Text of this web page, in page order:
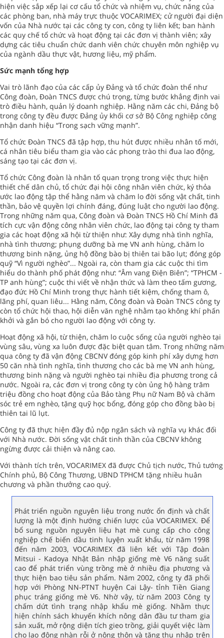
hiện việc sắp xếp lại cơ cấu tổ chức và nhiệm vụ, chức năng của
các phòng ban, nhà máy trực thuộc VOCARIMEX; cử người đại diện
vốn của Nhà nước tại các công ty con, công ty liên kết; ban hành
các quy chế tổ chức và hoạt động tại các đơn vị thành viên; xây
dựng các tiêu chuẩn chức danh viên chức chuyên môn nghiệp vụ
của ngành dầu thực vật, hương liệu, mỹ phẩm.
Sức mạnh tổng hợp
Vai trò lãnh đạo của các cấp ủy Đảng và tổ chức đoàn thể như
Công đoàn, Đoàn TNCS được chú trọng, từng bước khẳng định vai
trò điều hành, quản lý doanh nghiệp. Hằng năm các chi, Đảng bộ
trong công ty đều được Đảng ủy khối cơ sở Bộ Công nghiệp công
nhận danh hiệu “Trong sạch vững mạnh”.
Tổ chức Đoàn TNCS đã tập hợp, thu hút được nhiều nhân tố mới,
cá nhân tiêu biểu tham gia vào các phong trào thi đua lao động,
sáng tạo tại các đơn vị.
Tổ chức Công đoàn là nhân tố quan trọng trong việc thực hiện
thiết chế dân chủ, tổ chức đại hội công nhân viên chức, ký thỏa
ước lao động tập thể hằng năm và chăm lo đời sống vật chất, tinh
thần, bảo vệ quyền lợi chính đáng, đúng luật cho người lao động.
Trong những năm qua, Công đoàn và Đoàn TNCS Hồ Chí Minh đã
tích cực vận động công nhân viên chức, lao động tại công ty tham
gia các hoạt động xã hội từ thiện như: Xây dựng nhà tình nghĩa,
nhà tình thương; phụng dưỡng bà mẹ VN anh hùng, chăm lo
thương binh nặng, ủng hộ đồng bào bị thiên tai bão lụt; đóng góp
quỹ “Vì người nghèo”... Ngoài ra, còn tham gia các cuộc thi tìm
hiểu do thành phố phát động như: “Âm vang Điện Biên”; “TPHCM -
TP anh hùng”; cuộc thi viết về nhận thức và làm theo tấm gương,
đạo đức Hồ Chí Minh trong thực hành tiết kiệm, chống tham ô,
lãng phí, quan liêu... Hằng năm, Công đoàn và Đoàn TNCS công ty
còn tổ chức hội thao, hội diễn văn nghệ nhằm tạo không khí phấn
khởi và gắn bó cho người lao động với công ty.
Hoạt động xã hội, từ thiện, chăm lo cuộc sống của người nghèo tại
vùng sâu, vùng xa luôn được đặc biệt quan tâm. Trong những năm
qua công ty đã vận động CBCNV đóng góp kinh phí xây dựng hơn
50 căn nhà tình nghĩa, tình thương cho các bà mẹ VN anh hùng,
thương binh nặng và người nghèo tại nhiều địa phương trong cả
nước. Ngoài ra, các đơn vị trong công ty còn ủng hộ hàng trăm
triệu đồng cho hoạt động của Bảo tàng Phụ nữ Nam Bộ và chăm
sóc trẻ em nghèo, tặng quỹ học bổng, đóng góp cho đồng bào bị
thiên tai lũ lụt.
Công ty đã thực hiện đầy đủ nộp ngân sách và nghĩa vụ khác đối
với Nhà nước. Đời sống vật chất tinh thần của CBCNV không
ngừng được cải thiện và nâng cao.
Với thành tích trên, VOCARIMEX đã được Chủ tịch nước, Thủ tướng
Chính phủ, Bộ Công Thương, UBND TPHCM tặng nhiều huân
chương và phần thưởng cao quý.
Phát triển nguồn nguyên liệu trong nước ổn định và chất
lượng là một định hướng chiến lược của VOCARIMEX. Để
bổ sung nguồn nguyên liệu hạt mè cung cấp cho công
nghiệp chế biến dầu tinh luyện xuất khẩu, từ năm 1998
đến năm 2003, VOCARIMEX đã liên kết với Tập đoàn
Mitsui - Kadoya Nhật Bản nhập giống mè V6 năng suất
cao để phát triển vùng trồng mè ở nhiều địa phương và
thực hiện bao tiêu sản phẩm. Năm 2002, công ty đã phối
hợp với Phòng NN-PTNT huyện Cai Lậy- tỉnh Tiền Giang
phục tráng giống mè V6. Nhờ vậy, từ năm 2003 Công ty
chấm dứt tình trạng nhập khẩu mè giống. Nhằm thực
hiện chính sách khuyến khích nông dân đầu tư tham gia
sản xuất, mở rộng diện tích gieo trồng, giải quyết việc làm
cho lao động nhàn rỗi ở nông thôn và tăng thu nhập trên